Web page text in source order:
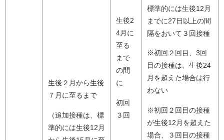
生後２月から生後
７月に至るまで
（追加接種は、標
準的には生後12月
生後2
4月に
至る
まで
の間
に
初回
３回
標準的には生後12月
までに27日以上の間
隔をおいて３回接種
※初回２回目、3回
目の接種は、生後24
月を超えた場合は行
わない
※初回２回目の接種
が生後12月を超えた
場合、３回目の接種